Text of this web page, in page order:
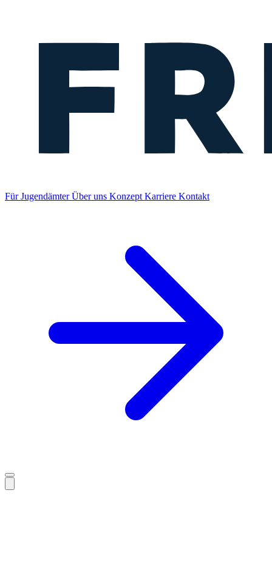
Für JugendämterÜber uns Konzept Karriere Kontakt